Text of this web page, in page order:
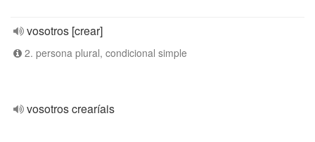
vosotros [crear]
2. persona plural, condicional simple
vosotros crearíais